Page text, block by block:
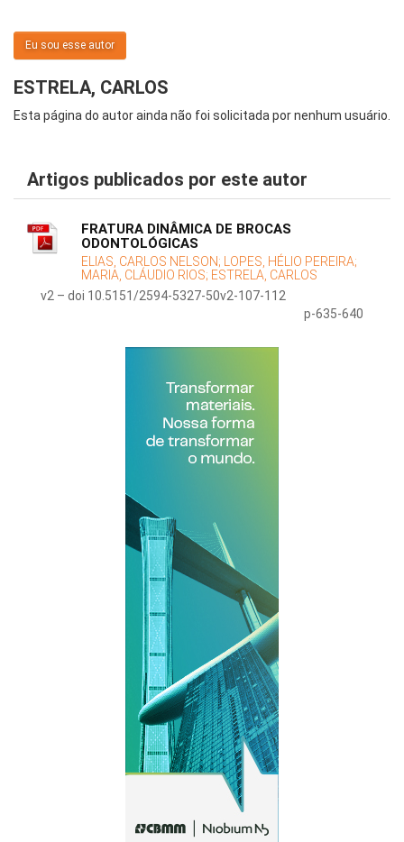
Eu sou esse autor
ESTRELA, CARLOS
Esta página do autor ainda não foi solicitada por nenhum usuário.
Artigos publicados por este autor
FRATURA DINÂMICA DE BROCAS
ODONTOLÓGICAS
ELIAS, CARLOS NELSON; LOPES, HÉLIO PEREIRA;
MARIA, CLÁUDIO RIOS; ESTRELA, CARLOS
v2 – doi 10.5151/2594-5327-50v2-107-112
p-635-640